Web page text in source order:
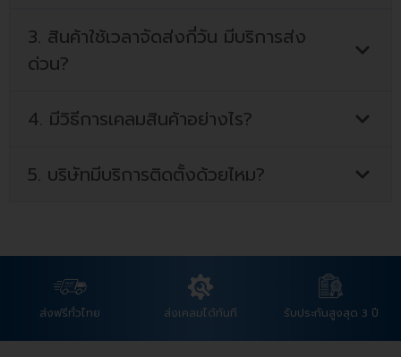
3. สินค้าใช้เวลาจัดส่งกี่วัน มีบริการส่ง
ด่วน?
4. มีวิธีการเคลมสินค้าอย่างไร?
5. บริษัทมีบริการติดตั้งด้วยไหม?
ส่งฟรีทั่วไทย ส่งเคลมได้ทันที รับประกันสูงสุด 3 ปี